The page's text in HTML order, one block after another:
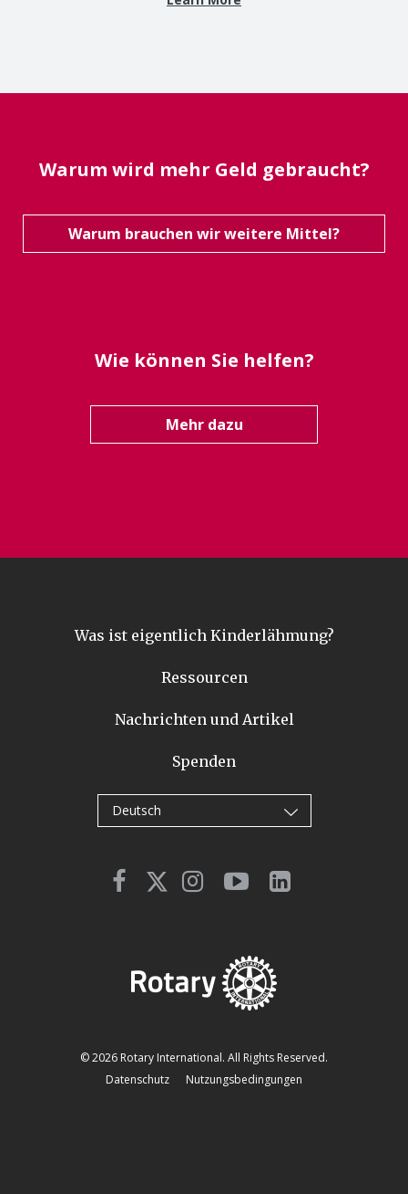
Warum wird mehr Geld gebraucht?
Warum brauchen wir weitere Mittel?
Wie können Sie helfen?
Mehr dazu
Was ist eigentlich Kinderlähmung?
Ressourcen
Nachrichten und Artikel
Spenden
Deutsch
© 2026 Rotary International. All Rights Reserved.
Datenschutz
Nutzungsbedingungen